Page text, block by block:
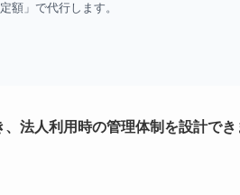
額」で代行します。
法人利用時の管理体制を設計でき